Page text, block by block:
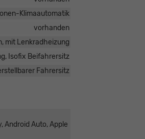
Klimaautomatik
vorhanden
mit Lenkradheizung
Isofix Beifahrersitz
Fahrersitz
Android Auto, Apple